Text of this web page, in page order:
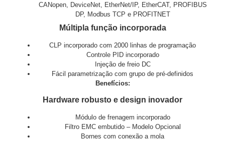
CANopen, DeviceNet, EtherNet/IP, EtherCAT, PROFIBUS
DP, Modbus TCP e PROFITNET
Múltipla função incorporada
CLP incorporado com 2000 linhas de programação
Controle PID incorporado
Injeção de freio DC
Fácil parametrização com grupo de pré-definidos
Benefícios:
Hardware robusto e design inovador
Módulo de frenagem incorporado
Filtro EMC embutido – Modelo Opcional
Bornes com conexão a mola